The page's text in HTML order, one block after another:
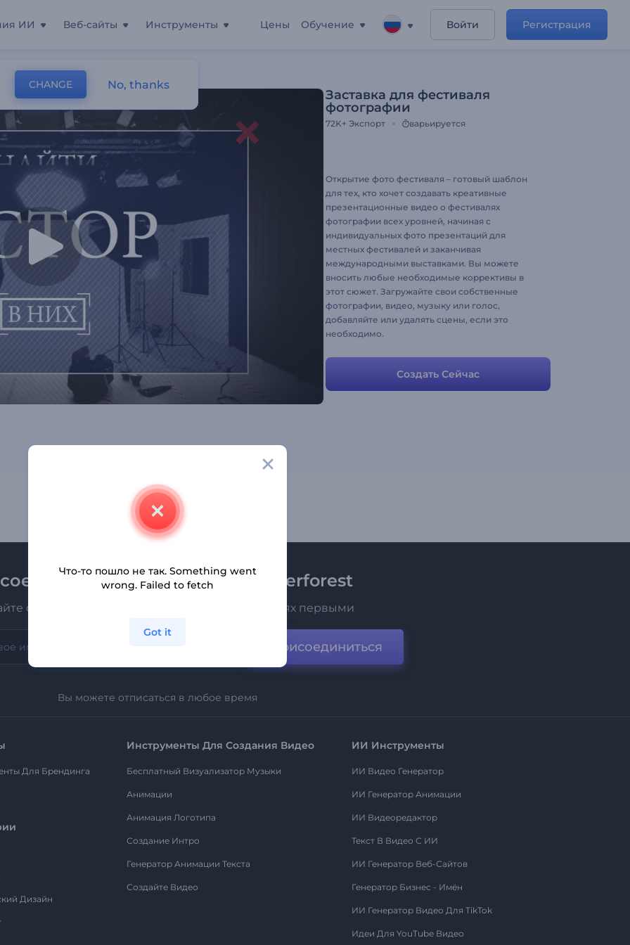
ИИ Веб-сайты Инструменты Цены Обучение Войти Регистрация
Заставка для фестиваля
фотографии
72K+ Экспорт варьируется
Открытие фото фестиваля – готовый шаблон
для тех, кто хочет создавать креативные
презентационные видео о фестивалях
фотографии всех уровней, начиная с
индивидуальных фото презентаций для
местных фестивалей и заканчивая
международными выставками. Вы можете
вносить любые необходимые коррективы в
этот сюжет. Загружайте свои собственные
фотографии, видео, музыку или голос,
добавляйте или удалять сцены, если это
необходимо.
Создать Сейчас
к рассылке Renderforest
о последних новостях и новых предложениях первыми
Присоединиться
Вы можете отписаться в любое время
Для Брендинга
Дизайн
Инструменты Для Создания Видео
Бесплатный Визуализатор Музыки
Анимации
Анимация Логотипа
Создание Интро
Генератор Анимации Текста
Создайте Видео
ИИ Инструменты
ИИ Видео Генератор
ИИ Генератор Анимации
ИИ Видеоредактор
Текст В Видео С ИИ
ИИ Генератор Веб-Сайтов
Генератор Бизнес - Имён
ИИ Генератор Видео Для TikTok
Идеи Для YouTube Видео
CHANGE No, thanks
Что-то пошло не так. Something went
wrong. Failed to fetch
Got it